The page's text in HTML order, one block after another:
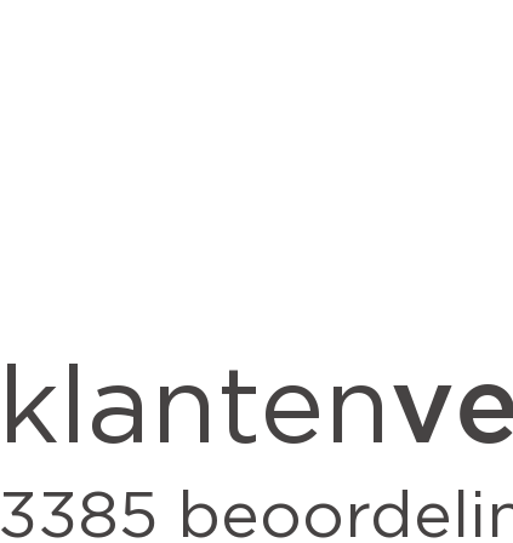
klanten
3385